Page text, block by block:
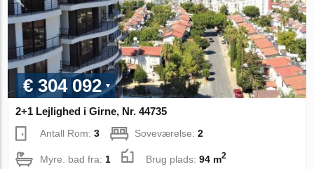
€ 304 092
2+1 Lejlighed i Girne, Nr. 44735
Antall Rom:3 Soveværelse:2
Myre. bad fra: 1 Brug plads:94 m2